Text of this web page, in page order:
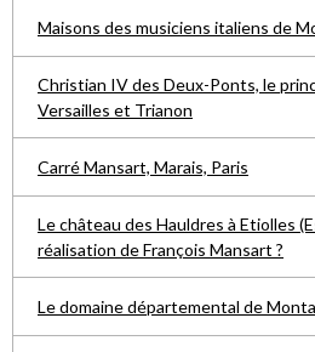
Maisons des musiciens italiens de
Christian IV des Deux-Ponts, le
Versailles et Trianon
Carré Mansart, Marais, Paris
Le château des Hauldres à Etiolles
réalisation de François Mansart ?
Le domaine départemental de